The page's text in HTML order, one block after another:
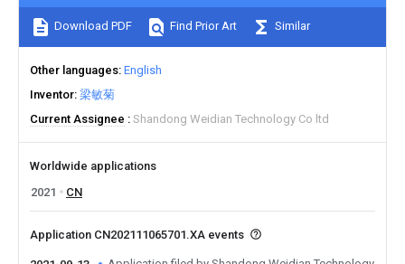
Download PDF Find Prior Art Similar
Other languages English
Inventor 梁敏菊
Current Assignee
Shandong Weidian Technology Co ltd
Worldwide applications
2021
CN
Application CN202111065701.XA events